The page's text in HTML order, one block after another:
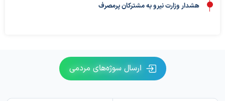
هشدار وزارت نیرو به مشترکان پرمصرف
ارسال سوژه‌های مردمی